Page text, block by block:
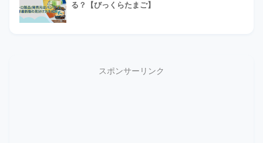
る？【びっくらたまご】
スポンサーリンク